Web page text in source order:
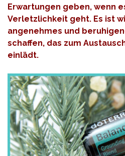
Erwartungen geben, wenn
Verletzlichkeit geht. Es ist
angenehmes und
schaffen, das zum
einlädt.